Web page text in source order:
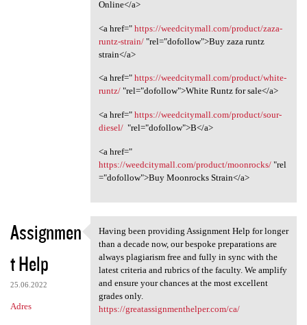
Online</a>
<a href=" https://weedcitymall.com/product/zaza-
runtz-strain/"rel="dofollow">Buy zaza runtz
strain</a>
<a href=" https://weedcitymall.com/product/white-
runtz/"rel="dofollow">White Runtz for sale</a>
<a href=" https://weedcitymall.com/product/sour-
diesel/"rel="dofollow">B</a>
<a href="
https://weedcitymall.com/product/moonrocks/"rel
="dofollow">Buy Moonrocks Strain</a>
Assignmen
t Help
25.06.2022
Adres
Having been providing
Having been providing Assignment Help for longer
than a decade now, our bespoke preparations are
always plagiarism free and fully in sync with the
latest criteria and rubrics of the faculty. We amplify
and ensure your chances at the most excellent
grades only.
https://greatassignmenthelper.com/ca/